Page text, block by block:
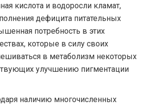
кислота и водоросли кламат,
дефицита питательных
потребность в этих
которые в силу своих
в метаболизм некоторых
улучшению пигментации
наличию многочисленных